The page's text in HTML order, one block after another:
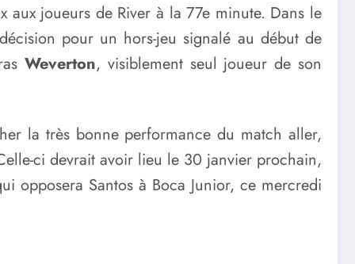
aux joueurs de River à la 77e minute. Dans le
pour un hors-jeu signalé au début de
Weverton, visiblement seul joueur de son
la très bonne performance du match aller,
ci devrait avoir lieu le 30 janvier prochain,
opposera Santos à Boca Junior, ce mercredi